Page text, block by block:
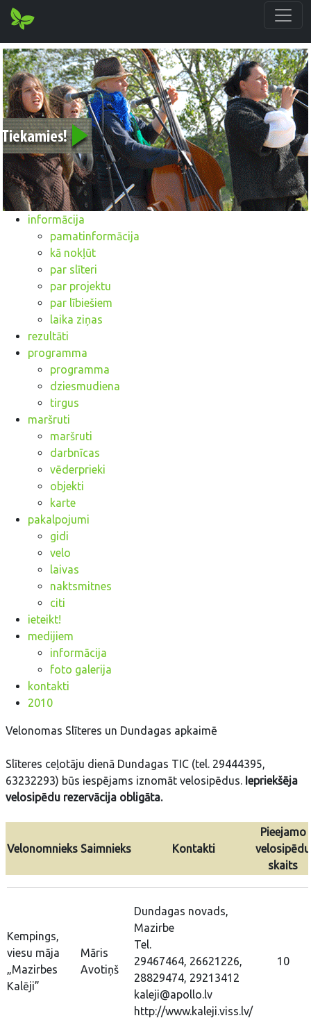
informācija
pamatinformācija
kā nokļūt
par slīteri
par projektu
par lībiešiem
laika ziņas
rezultāti
programma
programma
dziesmudiena
tirgus
maršruti
maršruti
darbnīcas
vēderprieki
objekti
karte
pakalpojumi
gidi
velo
laivas
naktsmitnes
citi
ieteikt!
medijiem
informācija
foto galerija
kontakti
2010
Velonomas Slīteres un Dundagas apkaimē
Slīteres ceļotāju dienā Dundagas TIC (tel. 29444395,
63232293) būs iespējams iznomāt velosipēdus. Iepriekšēja
velosipēdu rezervācija obligāta.
Velonomnieks Saimnieks Kontakti
Pieejamo
velosipēdu
skaits
Kempings,
viesu māja
„Mazirbes
Kalēji”
Māris
Avotiņš
Dundagas novads,
Mazirbe
Tel.
29467464, 26621226,
28829474, 29213412
kaleji@apollo.lv
http://www.kaleji.viss.lv/
10